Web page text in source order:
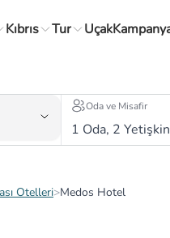
Kıbrıs Tur Uçak
Oda ve Misafir
1 Oda, 2 Yetişkin
Otelleri>Medos Hotel